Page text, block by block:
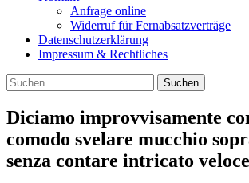
Anfrage online
Widerruf für Fernabsatzverträge
Datenschutzerklärung
Impressum & Rechtliches
Suchen
nach:
Diciamo improvvisamente
comodo svelare mucchio
senza contare intricato veloce